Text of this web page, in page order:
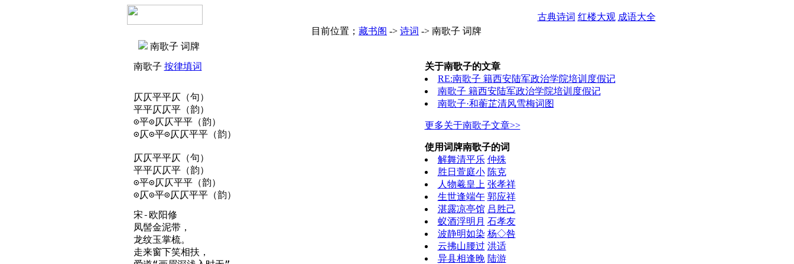
古典诗词 红楼大观 成语大全
目前位置； 藏书阁 -> 诗词 -> 南歌子 词牌
南歌子 词牌
南歌子 按律填词
仄仄平平仄（句）
平平仄仄平（韵）
⊙平⊙仄仄平平（韵）
⊙仄⊙平⊙仄仄平平（韵）
仄仄平平仄（句）
平平仄仄平（韵）
⊙平⊙仄仄平平（韵）
⊙仄⊙平⊙仄仄平平（韵）
宋-欧阳修
凤髻金泥带，
龙纹玉掌梳。
走来窗下笑相扶，
关于南歌子的文章
RE:南歌子 籍西安陆军政治学院培训度假记
南歌子 籍西安陆军政治学院培训度假记
南歌子·和蘅芷清风雪梅词图
更多关于南歌子文章>>
使用词牌南歌子的词
解舞清平乐 仲殊
胜日萱庭小 陈克
人物羲皇上 张孝祥
生世逢端午 郭应祥
湛露凉亭馆 吕胜己
蚁酒浮明月 石孝友
波静明如染 杨◇咎
云拂山腰过 洪适
异县相逢晚 陆游